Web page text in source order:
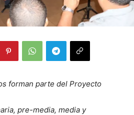
forman parte del Proyecto
pre-media, media y